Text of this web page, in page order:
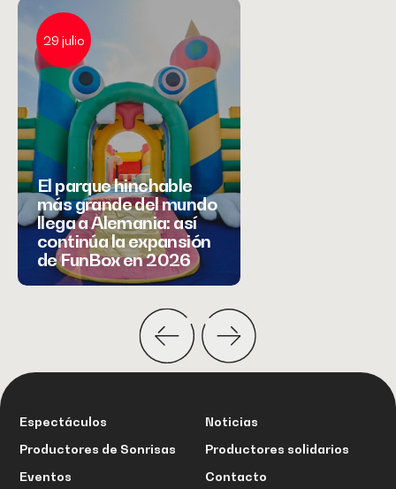
El parque hinchable
más grande del mundo
llega a Alemania: así
continúa la expansión
de FunBox en 2026
29 julio
Espectáculos
Productores de Sonrisas
Eventos
Noticias
Productores solidarios
Contacto